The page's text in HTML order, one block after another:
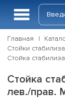
Главная
Стойки
Стойка
Стойка
лев./прав.